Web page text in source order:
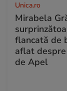
Unica.ro
Mirabela
flancată de
aflat
de Apel